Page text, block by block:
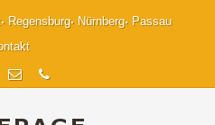
Regensburg Nürnberg
Passau